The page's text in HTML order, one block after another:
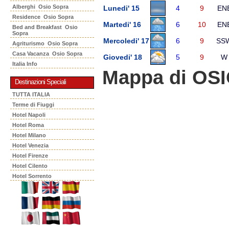
Alberghi Osio Sopra
Residence Osio Sopra
Bed and Breakfast Osio
Sopra
Agriturismo Osio Sopra
Casa Vacanza Osio Sopra
Italia Info
Destinazioni Speciali
TUTTA ITALIA
Terme di Fiuggi
Hotel Napoli
Hotel Roma
Hotel Milano
Hotel Venezia
Hotel Firenze
Hotel Cilento
Hotel Sorrento
Lunedi' 15
4 9
Martedi' 16
6 10
Mercoledi' 17
6 9
Giovedi' 18
5 9 W
Mappa di